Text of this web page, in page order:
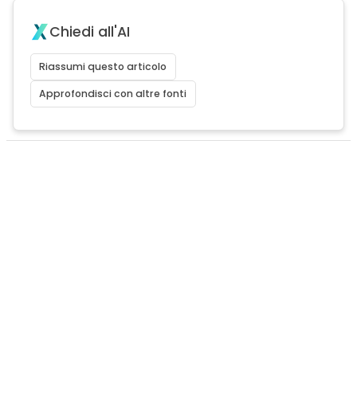
Chiedi all'AI
Riassumi questo articolo
Approfondisci con altre fonti